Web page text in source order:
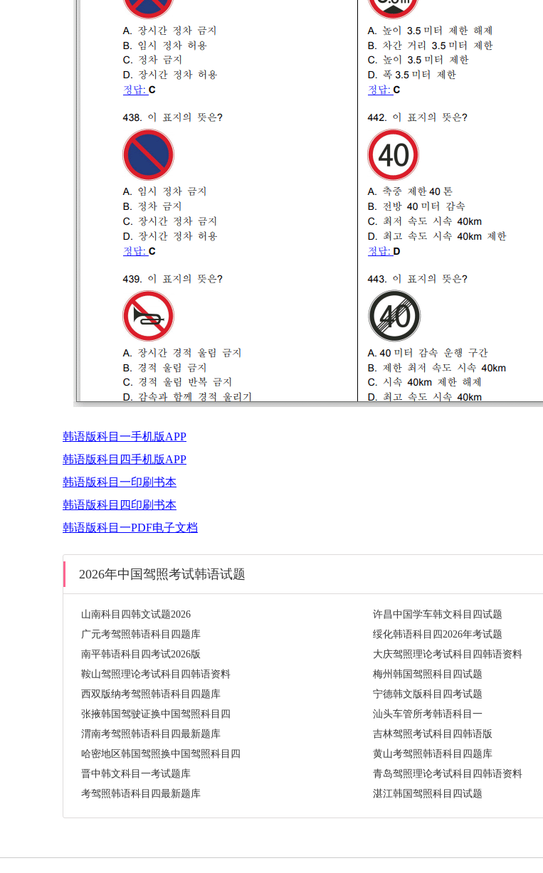
韩语版科目一手机版APP
韩语版科目四手机版APP
韩语版科目一印刷书本
韩语版科目四印刷书本
韩语版科目一PDF电子文档
2026年中国驾照考试韩语试题
山南科目四韩文试题2026
许昌中国学车韩文科目四试题
广元考驾照韩语科目四题库
绥化韩语科目四2026年考试题
南平韩语科目四考试2026版
大庆驾照理论考试科目四韩语资料
鞍山驾照理论考试科目四韩语资料
梅州韩国驾照科目四试题
西双版纳考驾照韩语科目四题库
宁德韩文版科目四考试题
张掖韩国驾驶证换中国驾照科目四
汕头车管所考韩语科目一
渭南考驾照韩语科目四最新题库
吉林驾照考试科目四韩语版
哈密地区韩国驾照换中国驾照科目四
黄山考驾照韩语科目四题库
晋中韩文科目一考试题库
青岛驾照理论考试科目四韩语资料
考驾照韩语科目四最新题库
湛江韩国驾照科目四试题